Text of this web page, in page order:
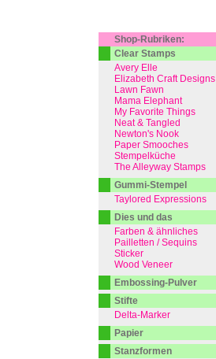
Shop-Rubriken:
Clear Stamps
Avery Elle
Elizabeth Craft Designs
Lawn Fawn
Mama Elephant
My Favorite Things
Neat & Tangled
Newton's Nook
Paper Smooches
Stempelküche
The Alleyway Stamps
Gummi-Stempel
Taylored Expressions
Dies und das
Farben & ähnliches
Pailletten / Sequins
Sticker
Wood Veneer
Embossing-Pulver
Stifte
Delta-Marker
Papier
Stanzformen